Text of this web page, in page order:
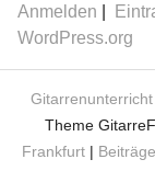
Anmelden
WordPress.org
Theme
Frankfurt|